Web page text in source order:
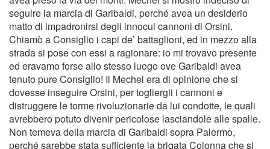
seguire la marcia di Garibaldi, perché avea un desiderio
matto di impadronirsi degli innocui cannoni di Orsini.
Chiamò a Consiglio i capi de’ battaglioni, ed in mezzo alla
strada si pose con essi a ragionare: io mi trovavo presente
ed eravamo forse allo stesso luogo ove Garibaldi avea
tenuto pure Consiglio! Il Mechel era di opinione che si
dovesse inseguire Orsini, per togliergli i cannoni e
distruggere le torme rivoluzionarie da lui condotte, le quali
avrebbero potuto divenir pericolose lasciandole alle spalle.
Non temeva della marcia di Garibaldi sopra Palermo,
perché sarebbe stata sufﬁciente la brigata Colonna che si